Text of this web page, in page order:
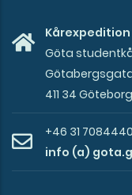
Kårexpedition
Göta
411 34 Göteborg
+46 31 7084440
info (a)